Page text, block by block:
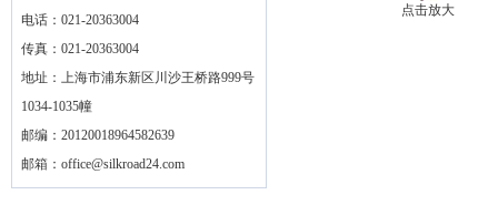
电话：021-20363004
传真：021-20363004
地址：上海市浦东新区川沙王桥路999号
1034-1035幢
邮编：20120018964582639
邮箱： office@silkroad24.com
点击放大